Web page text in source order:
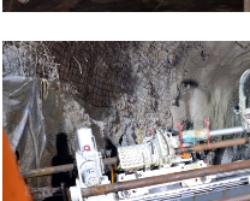
proportional controls, a fail-